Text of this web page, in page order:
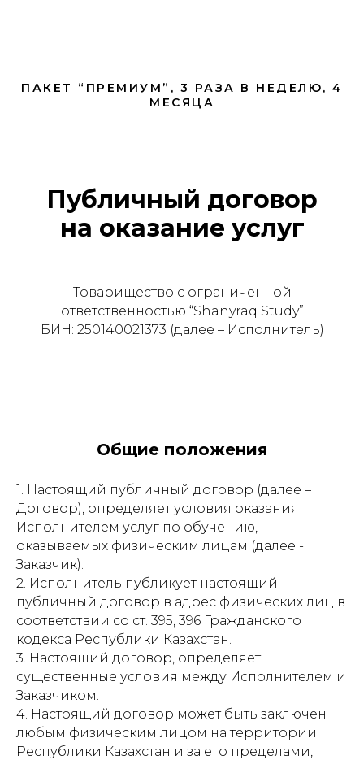
ПАКЕТ “ПРЕМИУМ”, 3 РАЗА В НЕДЕЛЮ, 4
МЕСЯЦА
Публичный договор
на оказание услуг
Товарищество с ограниченной
ответственностью “Shanyraq Study”
БИН: 250140021373 (далее – Исполнитель)
Общие положения
1. Настоящий публичный договор (далее –
Договор), определяет условия оказания
Исполнителем услуг по обучению,
оказываемых физическим лицам (далее -
Заказчик).
2. Исполнитель публикует настоящий
публичный договор в адрес физических лиц в
соответствии со ст. 395, 396 Гражданского
кодекса Республики Казахстан.
3. Настоящий договор, определяет
существенные условия между Исполнителем и
Заказчиком.
4. Настоящий договор может быть заключен
любым физическим лицом на территории
Республики Казахстан и за его пределами,